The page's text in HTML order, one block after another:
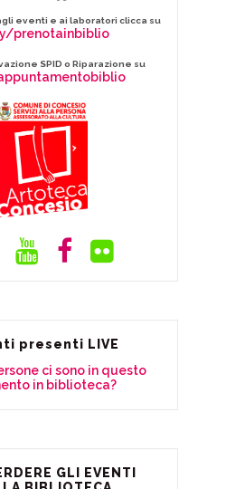
eventi e ai laboratori clicca su
prenotainbiblio
SPID o Riparazione su
presenti LIVE
ci sono in questo
in biblioteca?
GLI EVENTI